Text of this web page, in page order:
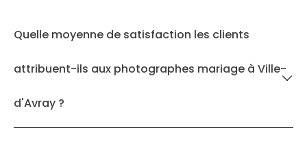
Quelle moyenne de satisfaction les clients
attribuent-ils aux photographes mariage à Ville-
d'Avray ?